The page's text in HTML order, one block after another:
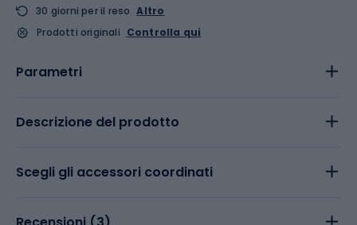
30 giorni per il reso Altro
Prodotti originali Controlla qui
Parametri
Descrizione del prodotto
Scegli gli accessori coordinati